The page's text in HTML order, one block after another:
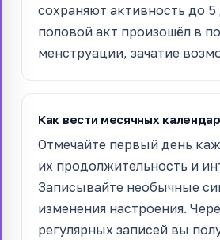
сохраняют активность до 5
половой акт произошёл в
менструации, зачатие
Как вести месячных
Отмечайте первый день
их продолжительность и
Записывайте необычные
изменения настроения.
регулярных записей вы